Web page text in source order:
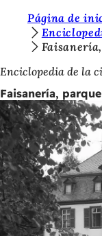
Saltar al contenido
t
á
s
a
q
u
í
:
Página de
Enciclopedia de la
Faisanería,